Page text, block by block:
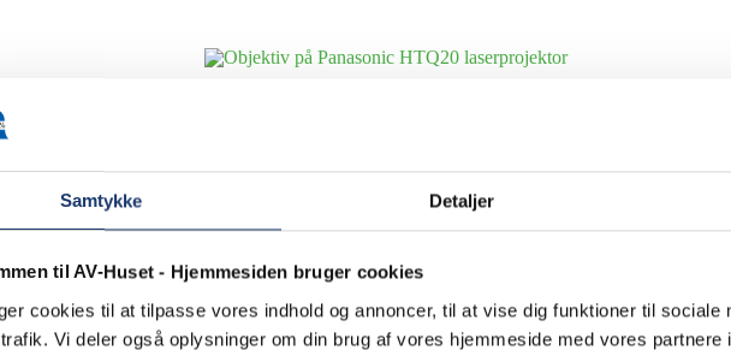
Samtykke Detaljer
til AV-Huset - Hjemmesiden bruger cookies
cookies til at tilpasse vores indhold og annoncer, til at vise dig funktioner til sociale
Vi deler også oplysninger om din brug af vores hjemmeside med vores partnere